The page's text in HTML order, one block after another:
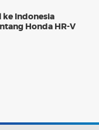
ke Indonesia
Honda HR-V